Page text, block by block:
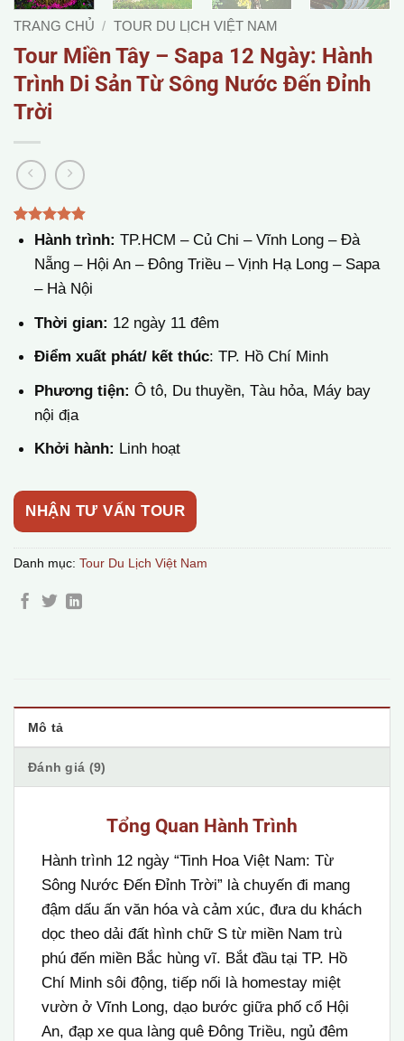
TRANG CHỦ / TOUR DU LỊCH VIỆT NAM
Tour Miền Tây – Sapa 12 Ngày: Hành
Trình Di Sản Từ Sông Nước Đến Đỉnh
Trời
4.89trên 5
dựa trên
9
đánh giá
Hành trình: TP.HCM – Củ Chi – Vĩnh Long – Đà
Nẵng – Hội An – Đông Triều – Vịnh Hạ Long – Sapa
– Hà Nội
Thời gian: 12 ngày 11 đêm
Điểm xuất phát/ kết thúc: TP. Hồ Chí Minh
Phương tiện: Ô tô, Du thuyền, Tàu hỏa, Máy bay
nội địa
Khởi hành: Linh hoạt
NHẬN TƯ VẤN TOUR
Danh mục: Tour Du Lịch Việt Nam
Mô tả
Đánh giá (9)
Tổng Quan Hành Trình
Hành trình 12 ngày “Tinh Hoa Việt Nam: Từ
Sông Nước Đến Đỉnh Trời” là chuyến đi mang
đậm dấu ấn văn hóa và cảm xúc, đưa du khách
dọc theo dải đất hình chữ S từ miền Nam trù
phú đến miền Bắc hùng vĩ. Bắt đầu tại TP. Hồ
Chí Minh sôi động, tiếp nối là homestay miệt
vườn ở Vĩnh Long, dạo bước giữa phố cổ Hội
An, đạp xe qua làng quê Đông Triều, ngủ đêm